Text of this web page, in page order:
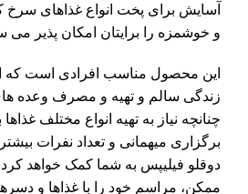
آسایش برای پخت انواع غذاهای سرخ
و خوشمزه را برایتان امکان پذیر می
این محصول مناسب افرادی است که
زندگی سالم و تهیه و مصرف وعده
چنانچه نیاز به تهیه انواع مختلف
برگزاری میهمانی و تعداد نفرات
دوقلو فیلیپس به شما کمک خواهد کرد
ممکن، مراسم خود را با غذاها و